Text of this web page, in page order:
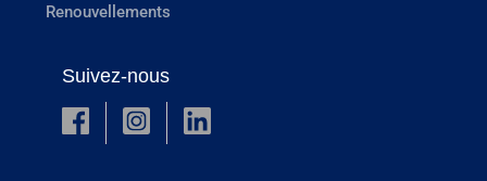
Renouvellements
Suivez-nous